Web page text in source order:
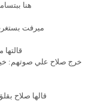
هنا
ميرفت
خرج صلاح علي صوتهم:
قالها صلاح